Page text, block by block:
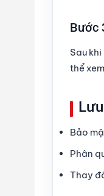
Bước
Sau
thể
Bảo
Phân
Thay